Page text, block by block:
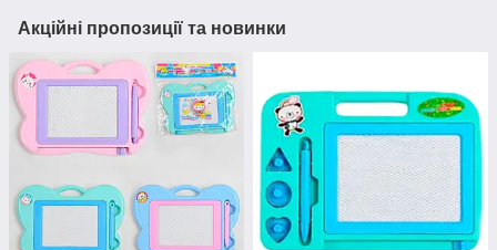
Акційні пропозиції та новинки